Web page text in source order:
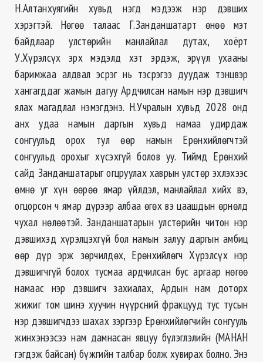
Н.Алтанхуягийн хувьд нэгд мэдээж нэр дэвших
хэрэгтэй. Нөгөө талаас Г.Занданшатарт өнөө мэт
байдлаар улстөрийн манлайлал дутах, хоёрт
У.Хүрэлсүх эрх мэдэлд хэт эрдэж, эрүүл ухааны
баримжаа алдвал эсрэг нь тэсрэгээ дуудаж тэнцвэр
хангагддаг жамын дагуу Ардчилсан намын нэр дэвшигч
ялах магадлал нэмэгдэнэ. Н.Учралын хувьд 2028 онд
анх удаа намын даргын хувьд намаа удирдаж
сонгуульд орох тул өөр намын Ерөнхийлөгчтэй
сонгуульд орохыг хүсэхгүй болов уу. Тиймд Ерөнхий
сайд Занданшатарыг огцруулах хаврын улстөр эхлэхээс
өмнө уг хүн өөрөө ямар үйлдэл, манлайлал хийх вэ,
огцорсон ч ямар дүрээр албаа өгөх вэ цаашдын өрнөлд
чухал нөлөөтэй. Занданшатарын улстөрийн читон нэр
дэвшихэд хүрэлцэхгүй бол намын залуу даргын амбиц
өөр дүр эрж зөрчилдөх, Ерөнхийлөгч Хүрэлсүх нэр
дэвшигчгүй болох тусмаа ардчилсан бус аргаар нөгөө
намаас нэр дэвшигч захиалах, Ардын нам доторх
жижиг том шинэ хуучин нүүрсний фракцууд тус тусын
нэр дэвшигчдээ шахах зэргээр Ерөнхийлөгчийн сонгууль
жинхэнээсээ нам дамнасан явцуу бүлэглэлийн (МАНАН
гэгдэж байсан) бүжгийн талбар болж хувирах болно. Энэ